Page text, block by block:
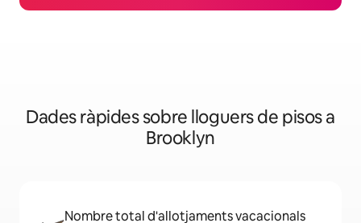
Dades ràpides sobre lloguers de pisos a
Brooklyn
Nombre total d'allotjaments vacacionals